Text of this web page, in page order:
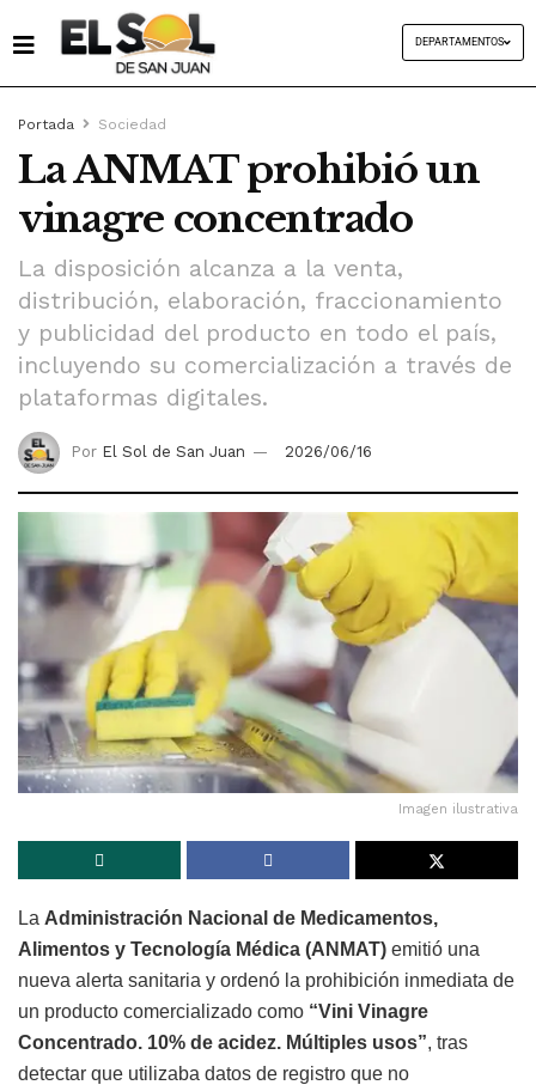
DEPARTAMENTOS
Portada Sociedad
La ANMAT prohibió un
vinagre concentrado
La disposición alcanza a la venta,
distribución, elaboración, fraccionamiento
y publicidad del producto en todo el país,
incluyendo su comercialización a través de
plataformas digitales.
Por El Sol de San Juan 2026/06/16
Imagen ilustrativa
La Administración Nacional de Medicamentos,
Alimentos y Tecnología Médica (ANMAT) emitió una
nueva alerta sanitaria y ordenó la prohibición inmediata de
un producto comercializado como “Vini Vinagre
Concentrado. 10% de acidez. Múltiples usos”, tras
detectar que utilizaba datos de registro que no